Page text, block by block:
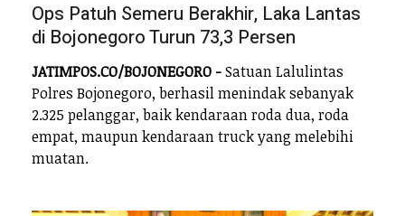
Ops Patuh Semeru Berakhir, Laka Lantas
di Bojonegoro Turun 73,3 Persen
JATIMPOS.CO/BOJONEGORO -Satuan Lalulintas
Polres Bojonegoro, berhasil menindak sebanyak
2.325 pelanggar, baik kendaraan roda dua, roda
empat, maupun kendaraan truck yang melebihi
muatan.